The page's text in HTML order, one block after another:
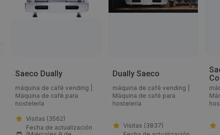
https://www.evocagroup.com/en/our-brands/necta
Fecha de publicación de producto:
Lunes 11 Noviembre 2019
Saeco Dually
máquina de café vending
Máquina de café para
hostelería
Visitas (3562)
Fecha de actualización
Dually Saeco
máquina de café vending
Máquina de café para
hostelería
Visitas (3837)